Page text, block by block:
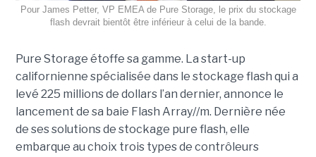
Pour James Petter, VP EMEA de Pure Storage, le prix du stockage
flash devrait bientôt être inférieur à celui de la bande.
Pure Storage étoffe sa gamme. La start-up
californienne spécialisée dans le stockage flash qui a
levé 225 millions de dollars l’an dernier, annonce le
lancement de sa baie Flash Array//m. Dernière née
de ses solutions de stockage pure flash, elle
embarque au choix trois types de contrôleurs